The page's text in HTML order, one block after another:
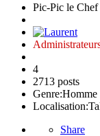
Pic-Pic le Chef
4
2713 posts
Genre:Homme
Localisation:
Share